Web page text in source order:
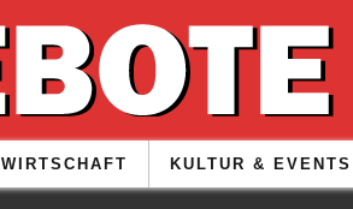
WIRTSCHAFT KULTUR & EVENTS